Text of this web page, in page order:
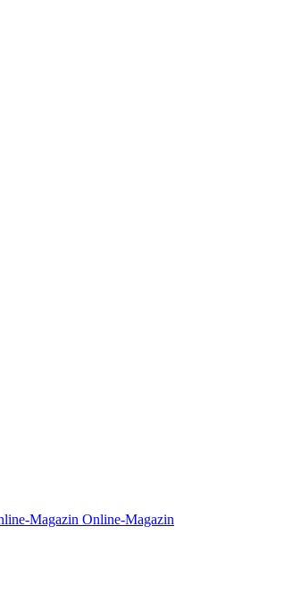
Online-Magazin